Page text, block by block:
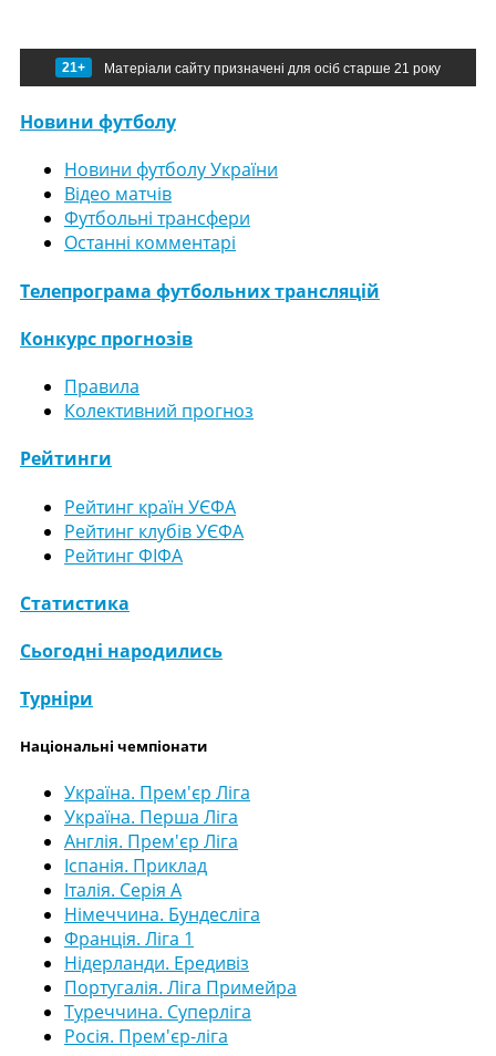
21+ Матеріали сайту призначені для осіб старше 21 року
Новини футболу
Новини футболу України
Відео матчів
Футбольні трансфери
Останні комментарі
Телепрограма футбольних трансляцій
Конкурс прогнозів
Правила
Колективний прогноз
Рейтинги
Рейтинг країн УЄФА
Рейтинг клубів УЄФА
Рейтинг ФІФА
Статистика
Сьогодні народились
Турніри
Національні чемпіонати
Україна. Прем'єр Ліга
Україна. Перша Ліга
Англія. Прем'єр Ліга
Іспанія. Приклад
Італія. Серія А
Німеччина. Бундесліга
Франція. Ліга 1
Нідерланди. Ередивіз
Португалія. Ліга Примейра
Туреччина. Суперліга
Росія. Прем'єр-ліга